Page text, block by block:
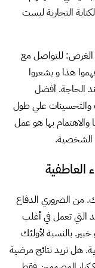
التجارية ليست
الغرض: للتواصل مع
هذا و يشعروا
المشروع 3 أو 10 أو 30 مرة عند الحاجة. أفضل
والتحسينات علي طول
والاهتمام بها هو عمل
الشخصية.
من الضروري الدفاع
التي تعمل في أغلب
بالنسبة لأولئك
هل تريد نتائج مرضية